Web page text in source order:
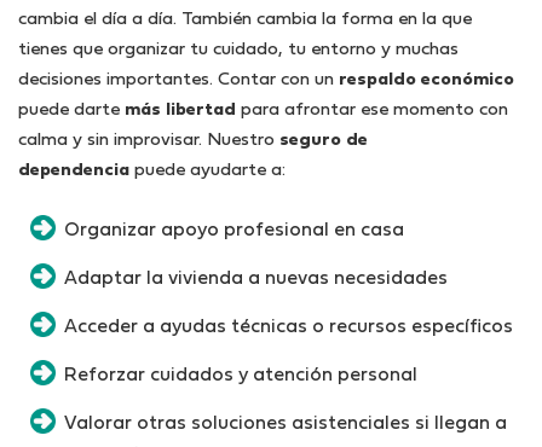
cambia el día a día. También cambia la forma en la que
tienes que organizar tu cuidado, tu entorno y muchas
decisiones importantes. Contar con un respaldo económico
puede darte más libertad para afrontar ese momento con
calma y sin improvisar. Nuestro seguro de
dependencia puede ayudarte a:
Organizar apoyo profesional en casa
Adaptar la vivienda a nuevas necesidades
Acceder a ayudas técnicas o recursos específicos
Reforzar cuidados y atención personal
Valorar otras soluciones asistenciales si llegan a